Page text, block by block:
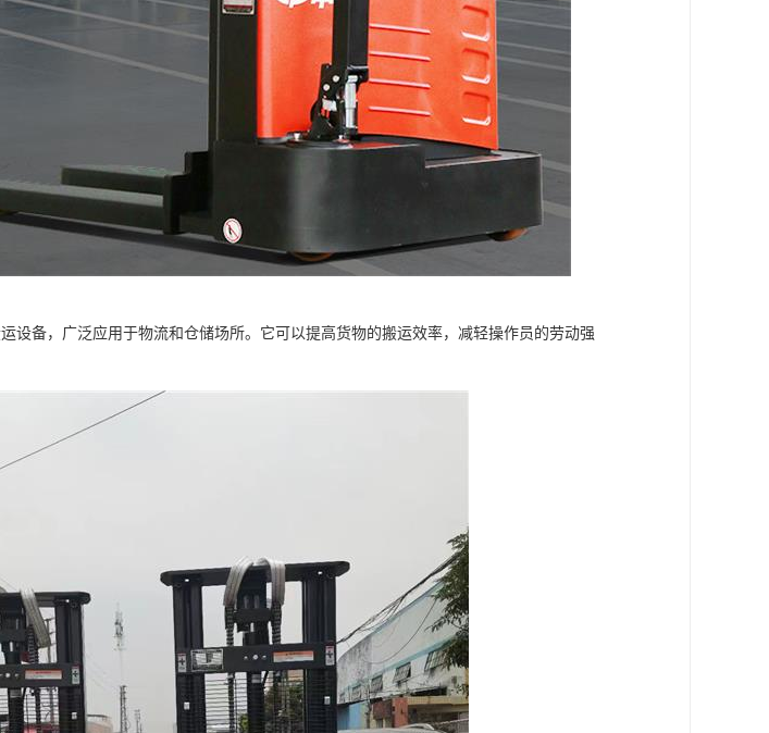
设备，广泛应用于物流和仓储场所。它可以提高货物的搬运效率，减轻操作员的劳动强